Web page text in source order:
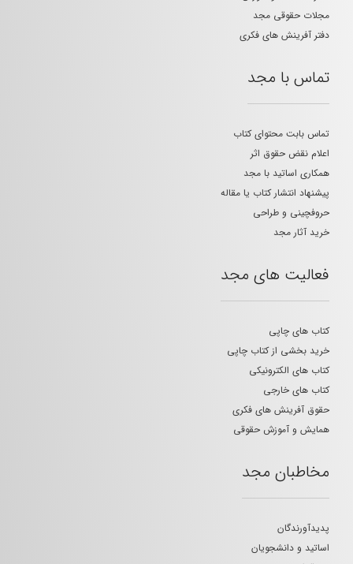
مجلات حقوقی مجد
دفتر آفرینش های فکری
تماس با مجد
تماس بابت محتوای کتاب
اعلام نقض حقوق اثر
همکاری اساتید با مجد
پیشنهاد انتشار کتاب یا مقاله
حروفچینی و طراحی
خرید آثار مجد
فعالیت های مجد
کتاب های چاپی
خرید بخشی از کتاب چاپی
کتاب های الکترونیکی
کتاب های خارجی
حقوق آفرینش های فکری
همایش و آموزش حقوقی
مخاطبان مجد
پدیدآورندگان
اساتید و دانشجویان